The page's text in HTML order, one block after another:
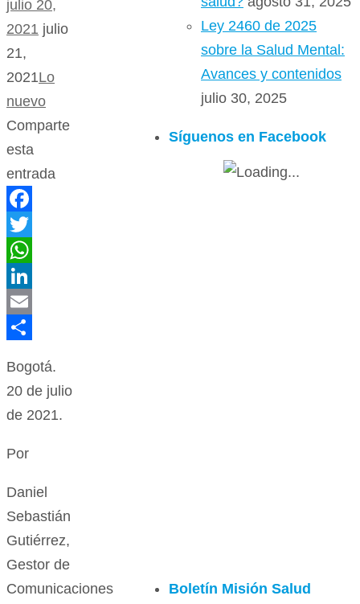
julio 20,
2021 julio
21,
2021Lo
nuevo
Comparte
esta
entrada
Facebook
Twitter
WhatsApp
LinkedIn
Email
Bogotá.
20 de julio
de 2021.
Por
Daniel
Sebastián
Gutiérrez,
Gestor de
Comunicaciones
Ley 2460 de 2025
sobre la Salud Mental:
Avances y contenidos
julio 30, 2025
Síguenos en Facebook
Boletín Misión Salud